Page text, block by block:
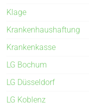
Klage
Krankenhaushaftung
Krankenkasse
LG Bochum
LG Düsseldorf
LG Koblenz